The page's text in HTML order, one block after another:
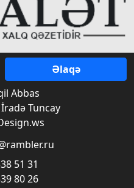
Əlaqə
Abbas
Tuncay
51 31
80 26